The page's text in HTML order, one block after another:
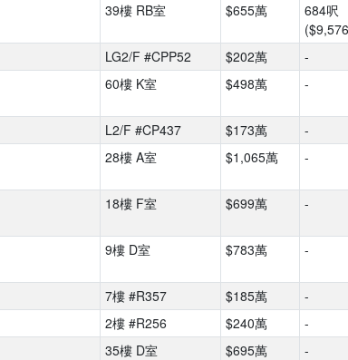
39樓 RB室 $655萬
684呎
LG2/F #CPP52 $202萬 -
60樓 K室 $498萬 -
L2/F #CP437 $173萬 -
28樓 A室 $1,065萬 -
18樓 F室 $699萬 -
9樓 D室 $783萬 -
7樓 #R357 $185萬 -
2樓 #R256 $240萬 -
35樓 D室 $695萬 -